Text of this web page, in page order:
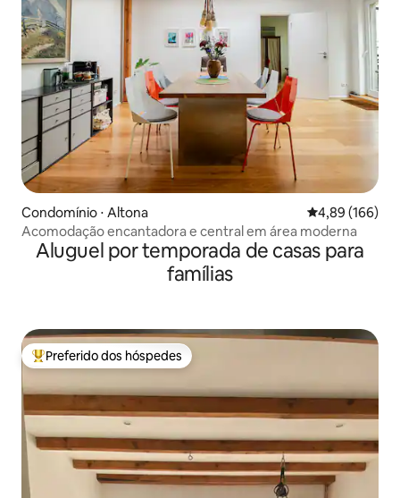
Condomínio ⋅ Altona 4,89 de uma
4,89 (166)
Acomodação encantadora e central em área moderna
Aluguel por temporada de casas para
famílias
Entre os melhores preferidos dos hóspedes
Preferido dos hóspedes